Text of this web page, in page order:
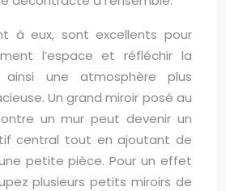
à eux, sont excellents pour
l’espace et réfléchir la
ainsi une atmosphère plus
Un grand miroir posé au
un mur peut devenir un
central tout en ajoutant de
petite pièce. Pour un effet
plusieurs petits miroirs de